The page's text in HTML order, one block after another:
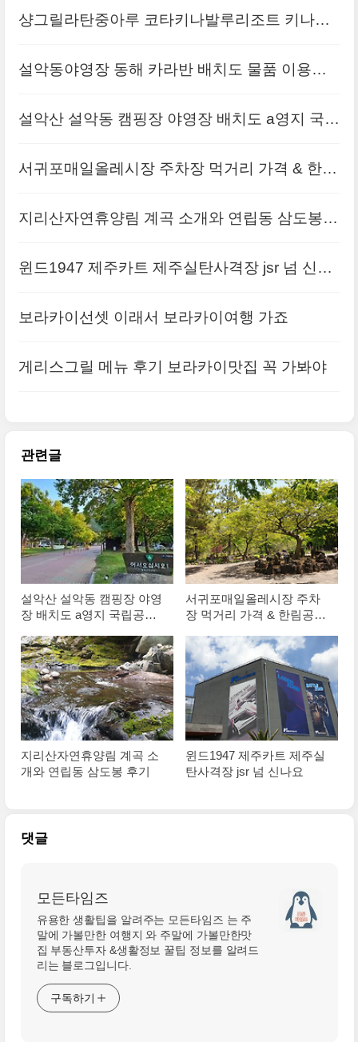
샹그릴라탄중아루 코타키나발루리조트 키나발
설악동야영장 동해 카라반 배치도 물품 이용요
설악산 설악동 캠핑장 야영장 배치도 a영지 국립
서귀포매일올레시장 주차장 먹거리 가격 & 한림
지리산자연휴양림 계곡 소개와 연립동 삼도봉
윈드1947 제주카트 제주실탄사격장 jsr 넘 신나
보라카이선셋 이래서 보라카이여행 가죠
게리스그릴 메뉴 후기 보라카이맛집 꼭 가봐야
관련글
설악산 설악동 캠핑장 야영
장 배치도 a영지 국립공원
서귀포매일올레시장 주차
장 먹거리 가격 & 한림공원
지리산자연휴양림 계곡 소
개와 연립동 삼도봉 후기
윈드1947 제주카트 제주실
탄사격장 jsr 넘 신나요
댓글
모든타임즈
유용한 생활팁을 알려주는 모든타임즈 는 주
말에 가볼만한 여행지 와 주말에 가볼만한맛
집 부동산투자 &생활정보 꿀팁 정보를 알려드
리는 블로그입니다.
구독하기